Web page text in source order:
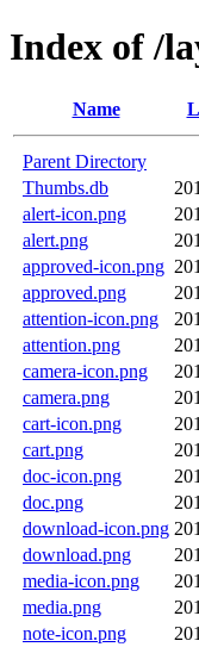
Index of /
Name
Parent Directory
Thumbs.db
alert-icon.png
alert.png
approved-icon.png
approved.png
attention-icon.png
attention.png
camera-icon.png
camera.png
cart-icon.png
cart.png
doc-icon.png
doc.png
download-icon.png
download.png
media-icon.png
media.png
note-icon.png